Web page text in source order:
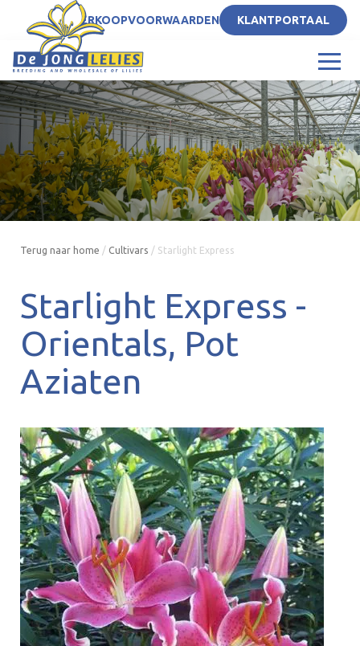
NLVERKOOPVOORWAARDEN KLANTPORTAAL
Terug naar home / Cultivars / Starlight Express
Starlight Express -
Orientals Pot
Aziaten